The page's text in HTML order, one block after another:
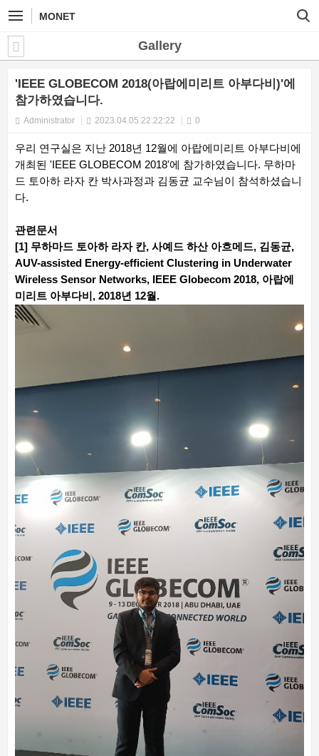
MONET
Gallery
'IEEE GLOBECOM 2018(아랍에미리트 아부다비)'에
참가하였습니다.
Administrator 2023.04.05 22:22:22 0
우리 연구실은 지난 2018년 12월에 아랍에미리트 아부다비에
개최된 'IEEE GLOBECOM 2018'에 참가하였습니다. 무하마
드 토아하 라자 칸 박사과정과 김동균 교수님이 참석하셨습니
다.
관련문서
[1] 무하마드 토아하 라자 칸, 사예드 하산 아흐메드, 김동균,
AUV-assisted Energy-efficient Clustering in Underwater
Wireless Sensor Networks, IEEE Globecom 2018, 아랍에
미리트 아부다비, 2018년 12월.